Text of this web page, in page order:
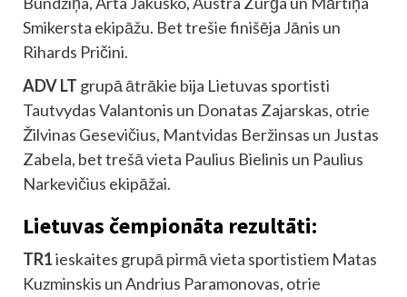
Smikersta ekipāžu. Bet trešie finišēja Jānis un
Rihards Pričini.
ADV LT grupā ātrākie bija Lietuvas sportisti
Tautvydas Valantonis un Donatas Zajarskas, otrie
Žilvinas Gesevičius, Mantvidas Beržinsas un Justas
Zabela, bet trešā vieta Paulius Bielinis un Paulius
Narkevičius ekipāžai.
Lietuvas čempionāta rezultāti:
TR1ieskaites grupā pirmā vieta sportistiem Matas
Kuzminskis un Andrius Paramonovas, otrie